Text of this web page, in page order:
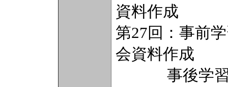
資料作成
第27回：事前
会資料作成
事後学習（